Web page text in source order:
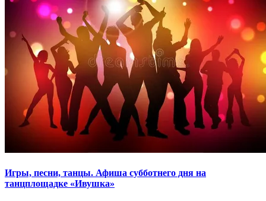
Игры, песни, танцы. Афиша субботнего дня на
танцплощадке «Ивушка»